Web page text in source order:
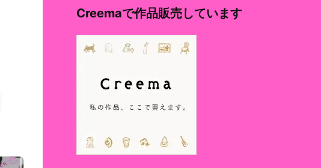
Creemaで作品販売しています